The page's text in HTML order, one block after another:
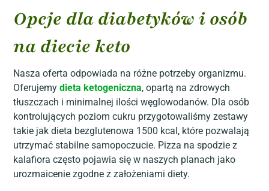
Opcje dla diabetyków i osób
na diecie keto
Nasza oferta odpowiada na różne potrzeby organizmu.
Oferujemydieta ketogeniczna, opartą na zdrowych
tłuszczach i minimalnej ilości węglowodanów. Dla osób
kontrolujących poziom cukru przygotowaliśmy zestawy
takie jak dieta bezglutenowa 1500 kcal, które pozwalają
utrzymać stabilne samopoczucie. Pizza na spodzie z
kalafiora często pojawia się w naszych planach jako
urozmaicenie zgodne z założeniami diety.